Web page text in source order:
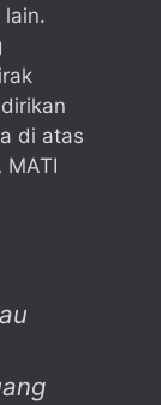
di atas
MATI